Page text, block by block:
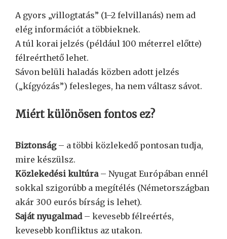
A gyors „villogtatás” (1–2 felvillanás) nem ad
elég információt a többieknek.
A túl korai jelzés (például 100 méterrel előtte)
félreérthető lehet.
Sávon belüli haladás közben adott jelzés
(„kígyózás”) felesleges, ha nem váltasz sávot.
Miért különösen fontos ez?
Biztonság– a többi közlekedő pontosan tudja,
mire készülsz.
Közlekedési kultúra– Nyugat Európában ennél
sokkal szigorúbb a megítélés (Németországban
akár 300 eurós bírság is lehet).
Saját nyugalmad– kevesebb félreértés,
kevesebb konfliktus az utakon.